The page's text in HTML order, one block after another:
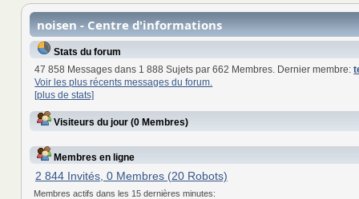
noisen - Centre d'informations
Stats du forum
47 858 Messages dans 1 888 Sujets par 662 Membres. Dernier membre:
Voir les plus récents messages du forum.
[plus de stats]
Visiteurs du jour (0 Membres)
Membres en ligne
2 844 Invités, 0 Membres (20 Robots)
Membres actifs dans les 15 dernières minutes: